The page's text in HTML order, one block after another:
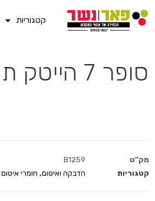
קטגוריות
סופר 7 הייטק תרמיל 290 מ"ל אדום (מארז 12 יח') Den Braven
מק"ט
B1259
קטגוריות
הדבקה ואיטום, חומרי